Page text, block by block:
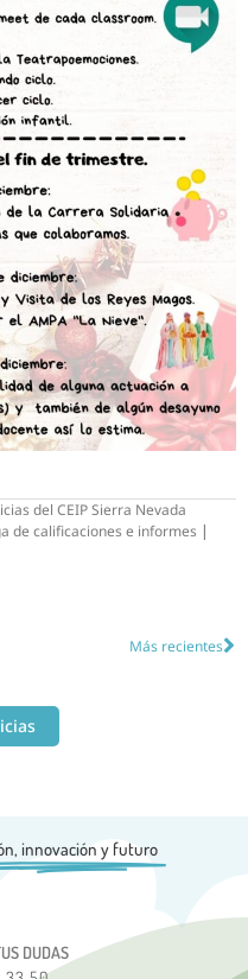
del CEIP Sierra Nevada
de calificaciones e informes |
Más recientes
innovación y futuro
DUDAS